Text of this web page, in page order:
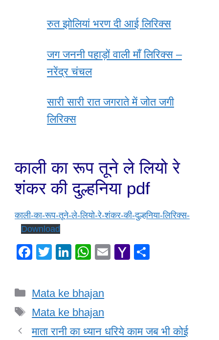
रुत झोलियां भरण दी आई लिरिक्स
जग जननी पहाड़ों वाली माँ लिरिक्स –
नरेंद्र चंचल
सारी सारी रात जगराते में जोत जगी
लिरिक्स
काली का रूप तूने ले लियो रे
शंकर की दुल्हनिया pdf
काली-का-रूप-तूने-ले-लियो-रे-शंकर-की-दुल्हनिया-लिरिक्स-
Download
F
e
b
o
T
er
Li
e
dI
n
W
s
A
p
E
Y
M
Categories
Mata ke bhajan
Tags
Mata ke bhajan
माता रानी का ध्यान धरिये काम जब भी कोई